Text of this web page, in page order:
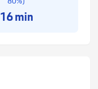
16min